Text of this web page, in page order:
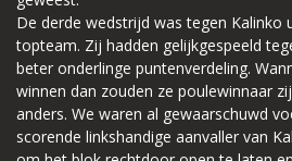
De derde wedstrijd was tegen Kalinko
topteam. Zij hadden gelijkgespeeld
beter onderlinge puntenverdeling.
winnen dan zouden ze poulewinnaar
anders. We waren al gewaarschuwd
scorende linkshandige aanvaller van